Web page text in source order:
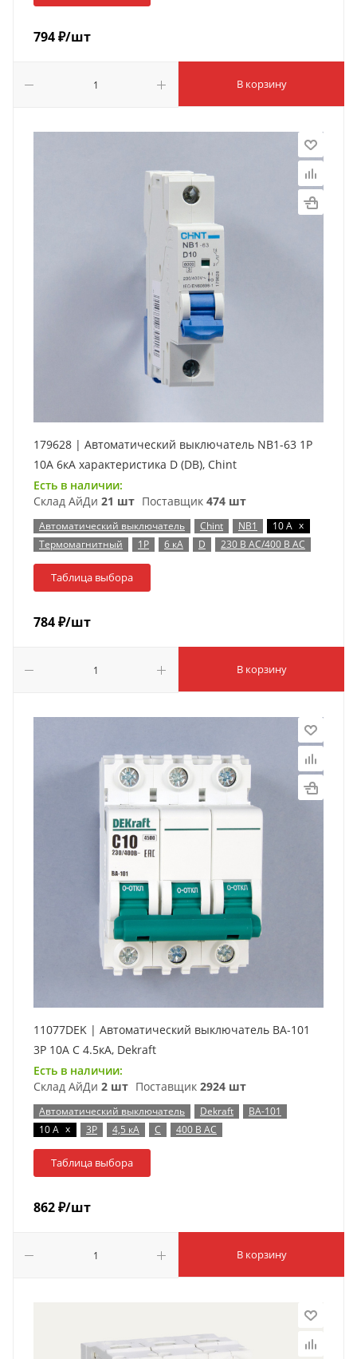
794₽/шт
В корзину
179628 | Автоматический выключатель NB1-63 1P
10А 6кА характеристика D (DB), Chint
Есть в наличии:
Склад АйДи 21 шт Поставщик 474 шт
Автоматический выключатель Chint NB1 10 А x
Термомагнитный
1P 6 кА D 230 В AC/400 В AC
Таблица выбора
784₽/шт
В корзину
11077DEK | Автоматический выключатель ВА-101
3P 10А C 4.5кА, Dekraft
Есть в наличии:
Склад АйДи 2 шт Поставщик 2924 шт
Автоматический выключатель Dekraft
ВА-101
10 А x 3P 4,5 кА C 400 В AC
Таблица выбора
862₽/шт
В корзину